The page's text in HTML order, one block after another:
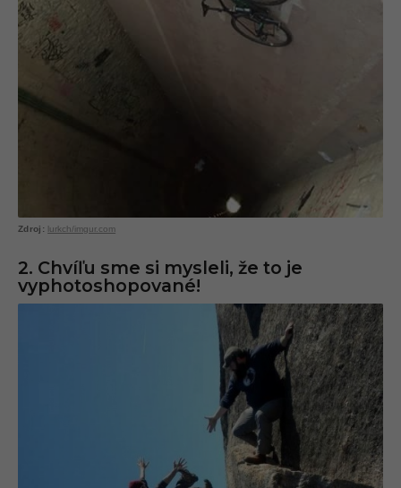
lurkch/imgur.com
2. Chvíľu sme si mysleli, že to je
vyphotoshopované!